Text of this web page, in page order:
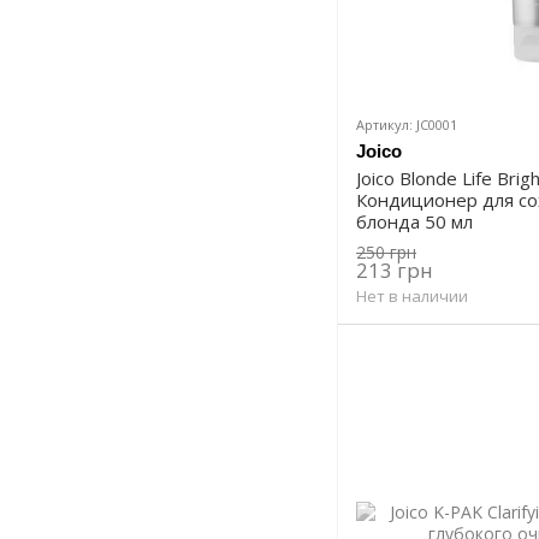
Артикул: JC0001
Joico
Joico Blonde Life
Кондиционер для
блонда 50 мл
250 грн
213 грн
Нет в наличии